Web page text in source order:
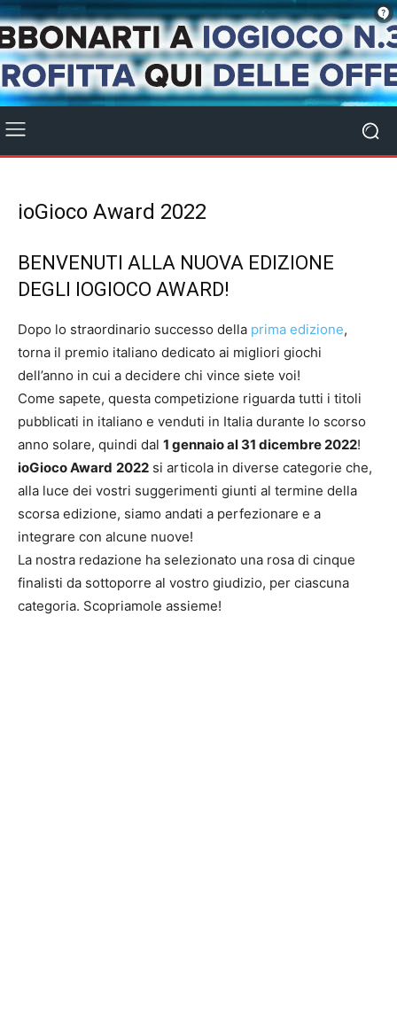
ioGioco Award 2022
BENVENUTI ALLA NUOVA EDIZIONE
DEGLI IOGIOCO AWARD!
Dopo lo straordinario successo della prima edizione,
torna il premio italiano dedicato ai migliori giochi
dell’anno in cui a decidere chi vince siete voi!
Come sapete, questa competizione riguarda tutti i titoli
pubblicati in italiano e venduti in Italia durante lo scorso
anno solare, quindi dal 1 gennaio al 31 dicembre 2022!
ioGioco Award 2022 si articola in diverse categorie che,
alla luce dei vostri suggerimenti giunti al termine della
scorsa edizione, siamo andati a perfezionare e a
integrare con alcune nuove!
La nostra redazione ha selezionato una rosa di cinque
finalisti da sottoporre al vostro giudizio, per ciascuna
categoria. Scopriamole assieme!